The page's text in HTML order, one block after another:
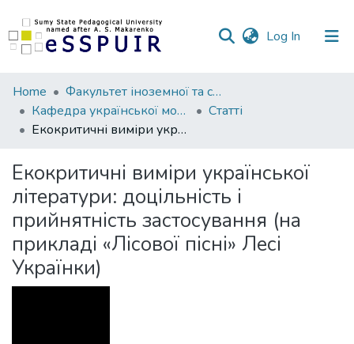
Log In (current)
Communities
&
Collections
Statistics
Home
Факультет іноземної та слов’янської філології
Кафедра української мови та літератури
Статті
Екокритичні виміри української літератури: доцільність і прийнятність застосування (на прикладі «Лісової пісні» Лесі Українки)
Екокритичні виміри української
літератури: доцільність і
прийнятність застосування (на
прикладі «Лісової пісні» Лесі
Українки)